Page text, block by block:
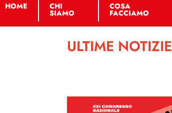
HOME CHI
SIAMO
COSA
FACCIAMO
ULTIME NOTIZIE